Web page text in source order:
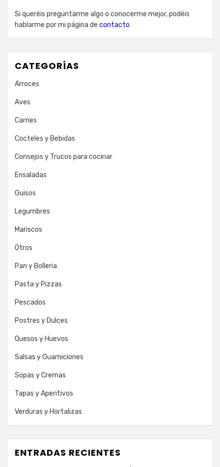
Si queréis preguntarme algo o conocerme mejor, podéis
hablarme por mi página de contacto
CATEGORÍAS
Arroces
Aves
Carnes
Cocteles y Bebidas
Consejos y Trucos para cocinar
Ensaladas
Guisos
Legumbres
Mariscos
Otros
Pan y Bolleria
Pasta y Pizzas
Pescados
Postres y Dulces
Quesos y Huevos
Salsas y Guarniciones
Sopas y Cremas
Tapas y Aperitivos
Verduras y Hortalizas
ENTRADAS RECIENTES